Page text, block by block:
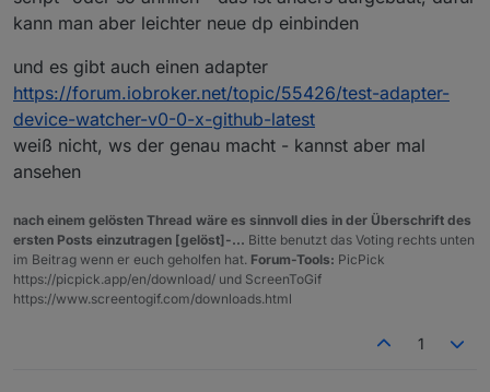
Wemos D1 mit EasyESP Software und über MQTT
eingebunden.
Besteht eine Chance die auch abgefragt zu
kann man aber leichter neue dp einbinden
und es gibt auch einen adapter
https://forum.iobroker.net/topic/55426/test-adapter-
device-watcher-v0-0-x-github-latest
weiß nicht, ws der genau macht - kannst aber mal
ansehen
nach einem gelösten Thread wäre es sinnvoll dies in der Überschrift des
ersten Posts einzutragen [gelöst]-... Bitte benutzt das Voting rechts unten
im Beitrag wenn er euch geholfen hat. Forum-Tools: PicPick
https://picpick.app/en/download/ und ScreenToGif
https://www.screentogif.com/downloads.html
1